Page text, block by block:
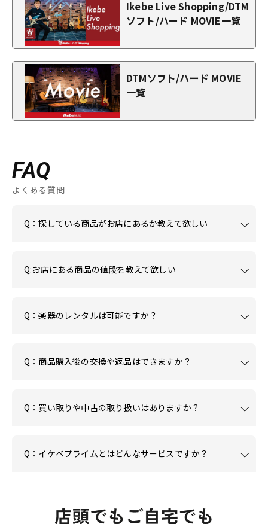
Ikebe Live Shopping/DTM
ソフト/ハード MOVIE一覧
DTMソフト/ハード MOVIE
一覧
FAQ
よくある質問
Q：探している商品がお店にあるか教えて欲しい
Q:お店にある商品の値段を教えて欲しい
Q：楽器のレンタルは可能ですか？
Q：商品購入後の交換や返品はできますか？
Q：買い取りや中古の取り扱いはありますか？
Q：イケベプライムとはどんなサービスですか？